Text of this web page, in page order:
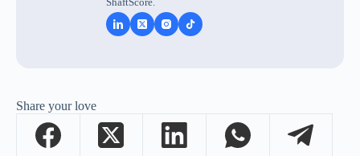
Share your love